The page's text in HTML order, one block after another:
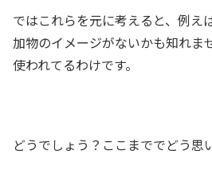
ではこれらを元に考えると、例え
加物のイメージがないかも知れま
使われてるわけです。
どうでしょう？ここまででどう思